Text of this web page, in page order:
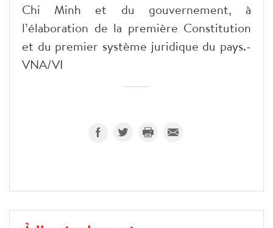
Chi Minh et du gouvernement, à
l’élaboration de la première Constitution
et du premier système juridique du pays.-
VNA/VI